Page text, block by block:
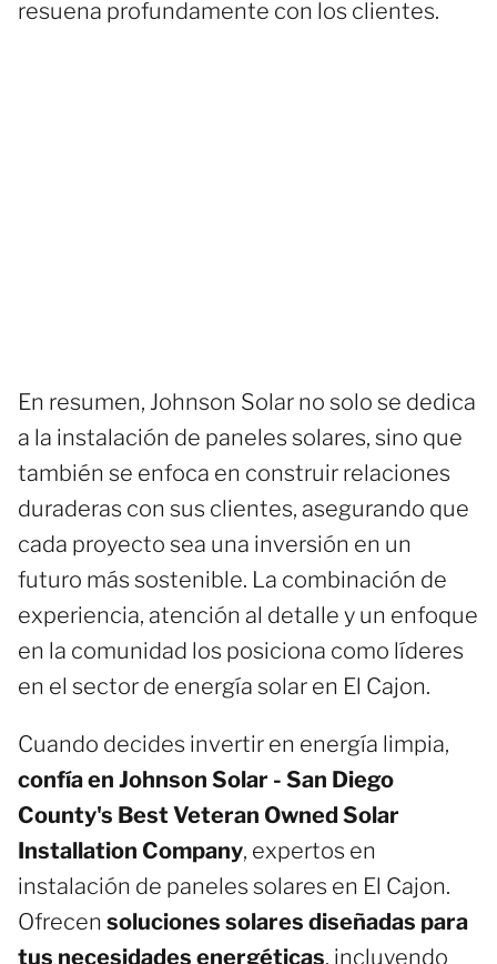
resuena profundamente con los clientes.
En resumen, Johnson Solar no solo se dedica
a la instalación de paneles solares, sino que
también se enfoca en construir relaciones
duraderas con sus clientes, asegurando que
cada proyecto sea una inversión en un
futuro más sostenible. La combinación de
experiencia, atención al detalle y un enfoque
en la comunidad los posiciona como líderes
en el sector de energía solar en El Cajon.
Cuando decides invertir en energía limpia,
confía en Johnson Solar - San Diego
County's Best Veteran Owned Solar
Installation Company, expertos en
instalación de paneles solares en El Cajon.
Ofrecen soluciones solares diseñadas para
tus necesidades energéticas, incluyendo